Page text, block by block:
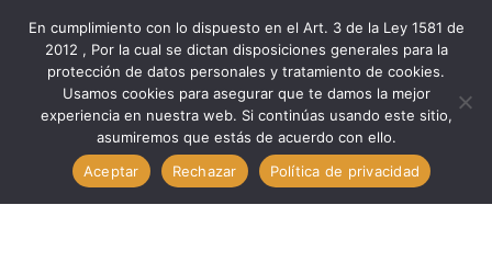
Componentes
Otros Com
Otros Com. Circuitos 8002B TECHMAN 8002B
En cumplimiento con lo dispuesto en el Art. 3 de la Ley 1581 de
2012 , Por la cual se dictan disposiciones generales para la
protección de datos personales y tratamiento de cookies.
Usamos cookies para asegurar que te damos la mejor
experiencia en nuestra web. Si continúas usando este sitio,
asumiremos que estás de acuerdo con ello.
Aceptar
Rechazar Política de privacidad